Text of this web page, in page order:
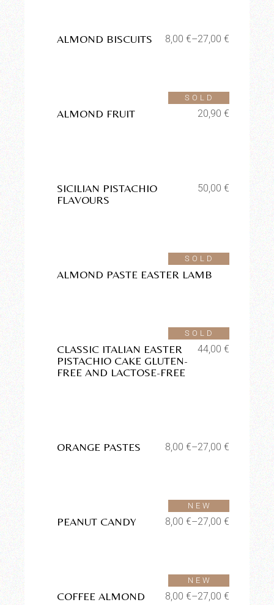
ALMOND BISCUITS 8,00 €–27,00 €
SOLD
ALMOND FRUIT 20,90 €
SICILIAN PISTACHIO
FLAVOURS
50,00 €
SOLD
ALMOND PASTE EASTER LAMB
SOLD
CLASSIC ITALIAN EASTER
PISTACHIO CAKE GLUTEN-
FREE AND LACTOSE-FREE
44,00 €
ORANGE PASTES 8,00 €–27,00 €
SOLD
NEW
PEANUT CANDY 8,00 €–27,00 €
NEW
COFFEE ALMOND
8,00 €–27,00 €